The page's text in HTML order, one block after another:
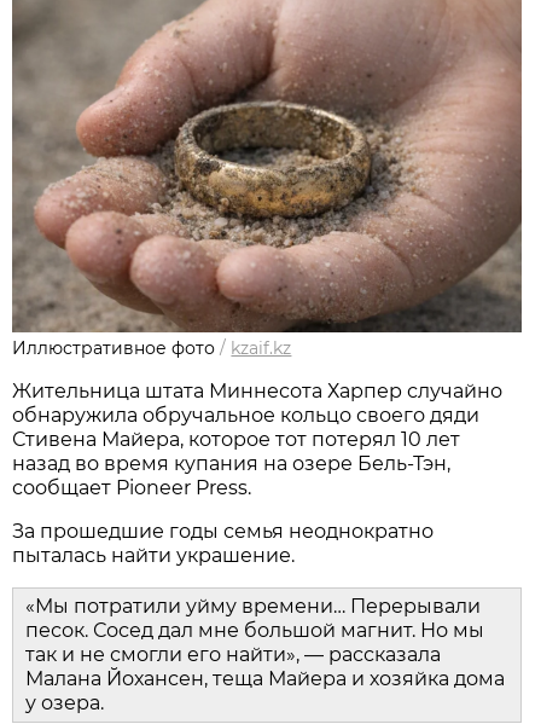
Иллюстративное фото / kzaif.kz
Жительница штата Миннесота Харпер случайно
обнаружила обручальное кольцо своего дяди
Стивена Майера, которое тот потерял 10 лет
назад во время купания на озере Бель-Тэн,
сообщает Pioneer Press.
За прошедшие годы семья неоднократно
пыталась найти украшение.
«Мы потратили уйму времени… Перерывали
песок. Сосед дал мне большой магнит. Но мы
так и не смогли его найти», — рассказала
Малана Йохансен, теща Майера и хозяйка дома
у озера.